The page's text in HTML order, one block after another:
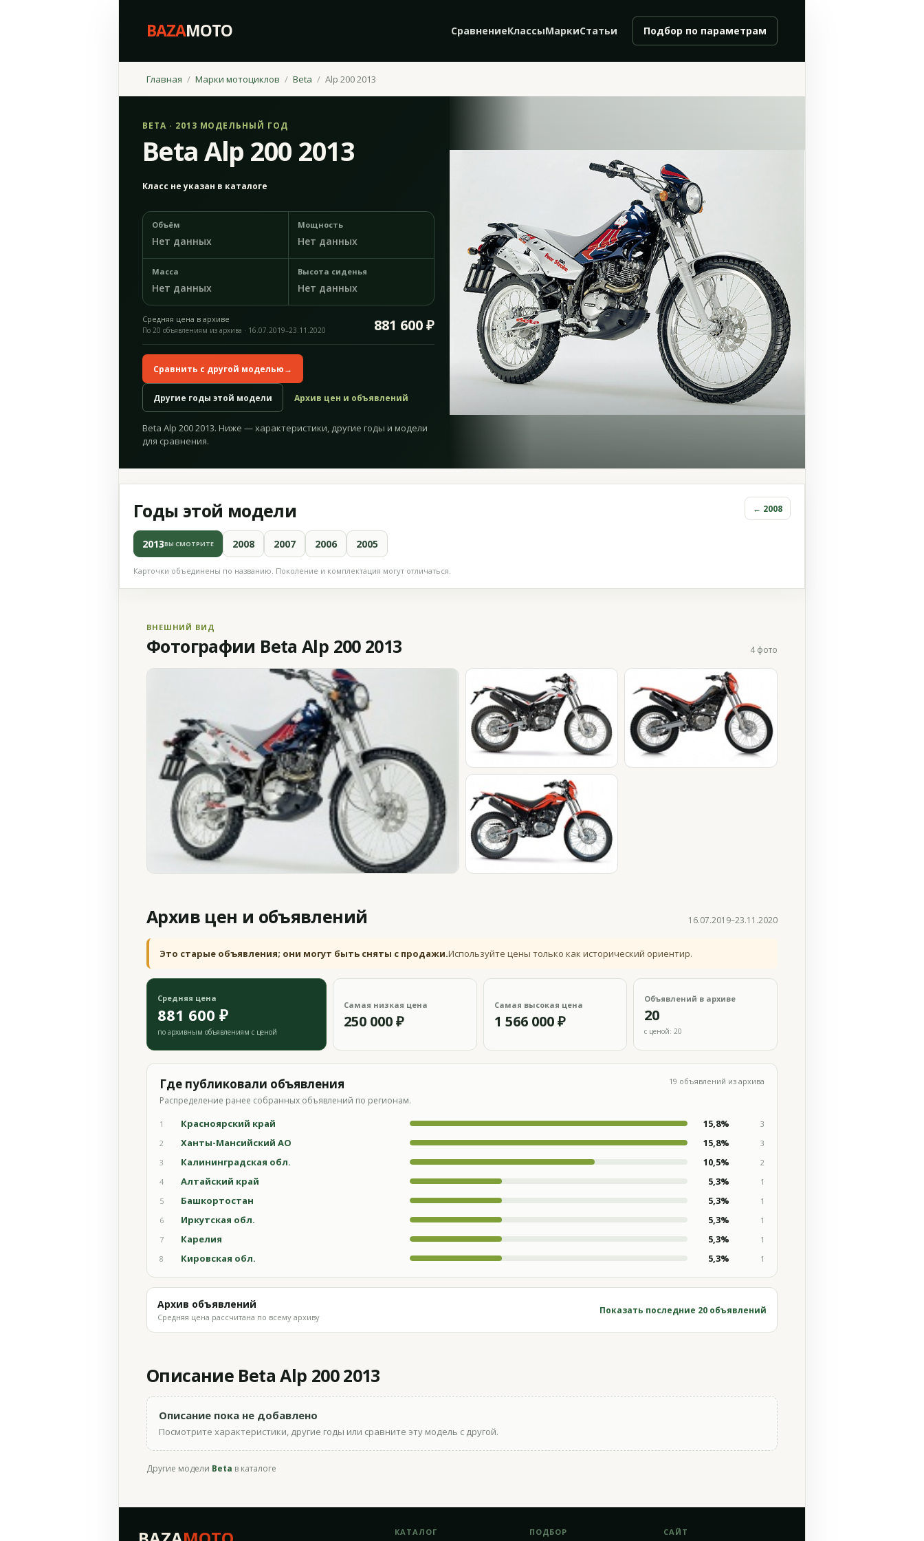
BAZAMOTO СравнениеКлассыМаркиСтатьи Подбор по параметрам
Главная Марки мотоциклов Beta Alp 200 2013
BETA · 2013 МОДЕЛЬНЫЙ ГОД
Beta Alp 200 2013
Класс не указан в каталоге
Объём
Нет данных
Мощность
Нет данных
Масса
Нет данных
Высота сиденья
Нет данных
Средняя цена в архиве 881 600 ₽
По 20 объявлениям из архива · 16.07.2019–23.11.2020
Сравнить с другой моделью→
Другие годы этой модели Архив цен и объявлений
Beta Alp 200 2013. Ниже — характеристики, другие годы и модели
для сравнения.
Годы этой модели ← 2008
2013ВЫ СМОТРИТЕ 2008 2007 2006 2005
Карточки объединены по названию. Поколение и комплектация могут отличаться.
ВНЕШНИЙ ВИД
Фотографии Beta Alp 200 2013 4 фото
Архив цен и объявлений 16.07.2019–23.11.2020
Это старые объявления; они могут быть сняты с продажи.Используйте цены только как исторический ориентир.
Средняя цена
881 600 ₽
по архивным объявлениям с ценой
Самая низкая цена
250 000 ₽
Самая высокая цена
1 566 000 ₽
Объявлений в архиве
20
с ценой: 20
Где публиковали объявления
Распределение ранее собранных объявлений по регионам.
19 объявлений из архива
1 Красноярский край 15,8%
3
2
Ханты-Мансийский АО 15,8%
3
3
Калининградская обл. 10,5%
2
4
Алтайский край 5,3%
1
5
Башкортостан 5,3%
1
6
Иркутская обл. 5,3%
1
7
Карелия 5,3%
1
8
Кировская обл. 5,3% 1
Архив объявлений
Средняя цена рассчитана по всему архиву
Показать последние 20 объявлений
Описание Beta Alp 200 2013
Описание пока не добавлено
Посмотрите характеристики, другие годы или сравните эту модель с другой.
Другие модели Beta в каталоге
КАТАЛОГ ПОДБОР САЙТ